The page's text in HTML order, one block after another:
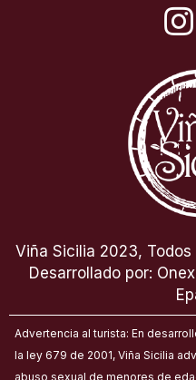
I
s
t
a
r
a
Viña Sicilia 2023, Todos
Desarrollado por:
Advertencia al turista: En
la ley 679 de 2001, Viña Sicilia
abuso sexual de menores de